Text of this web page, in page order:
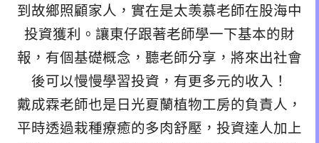
到故鄉照顧家人，實在是太羡慕老師在股海中
投資獲利。讓東仔跟著老師學一下基本的財
報，有個基礎概念，聽老師分享，將來出社會
後可以慢慢學習投資，有更多元的收入！
戴成霖老師也是日光夏蘭植物工房的負責人，
平時透過栽種療癒的多肉舒壓，投資達人加上